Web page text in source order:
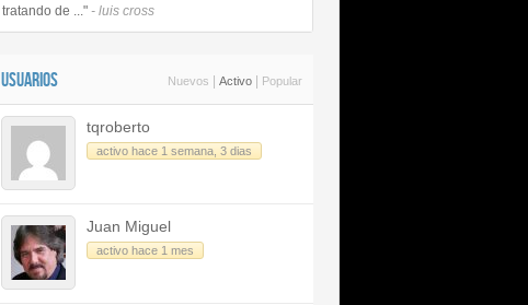
tratando de ..." - luis cross
USUARIOS Nuevos Activo Popular
tqroberto
activo hace 1 semana, 3 dias
Juan Miguel
activo hace 1 mes